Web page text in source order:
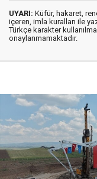
UYARI: Küfür, hakaret,
içeren, imla kuralları ile
Türkçe karakter
onaylanmamaktadır.